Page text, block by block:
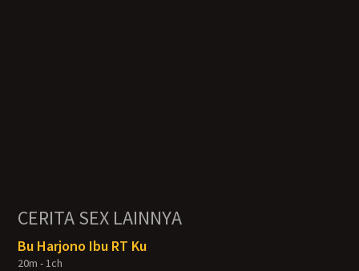
CERITA SEX LAINNYA
Bu Harjono Ibu RT Ku
20m - 1ch